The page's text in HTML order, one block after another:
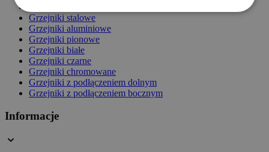
Grzejniki stalowe
Grzejniki aluminiowe
Grzejniki pionowe
Grzejniki białe
Grzejniki czarne
Grzejniki chromowane
Grzejniki z podłączeniem dolnym
Grzejniki z podłączeniem bocznym
Informacje